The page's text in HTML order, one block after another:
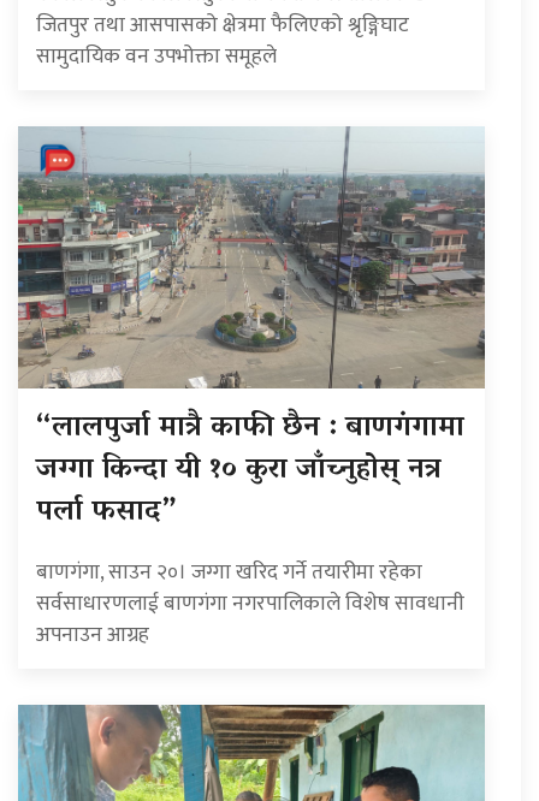
जितपुर तथा आसपासको क्षेत्रमा फैलिएको श्रृङ्गिघाट
सामुदायिक वन उपभोक्ता समूहले
“लालपुर्जा मात्रै काफी छैन : बाणगंगामा
जग्गा किन्दा यी १० कुरा जाँच्नुहोस् नत्र
पर्ला फसाद”
बाणगंगा, साउन २०। जग्गा खरिद गर्ने तयारीमा रहेका
सर्वसाधारणलाई बाणगंगा नगरपालिकाले विशेष सावधानी
अपनाउन आग्रह